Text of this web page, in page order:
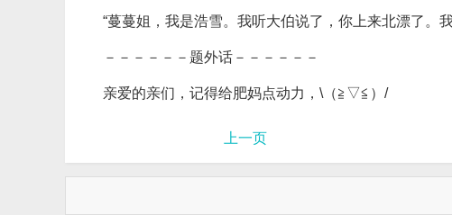
“蔓蔓姐，我是浩雪。我听大伯说了，你上来北漂了。
－－－－－－题外话－－－－－－
亲爱的亲们，记得给肥妈点动力，\（≧▽≦）/
上一页